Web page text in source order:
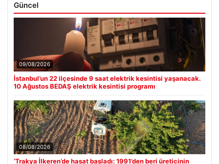
Güncel
09/08/2026
İstanbul’un 22 ilçesinde 9 saat elektrik kesintisi yaşanacak.
10 Ağustos BEDAŞ elektrik kesintisi programı
08/08/2026
‘Trakya İlkeren’de hasat başladı: 1991’den beri üreticinin